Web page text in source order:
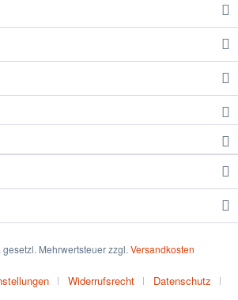
Mehrwertsteuer zzgl. Versandkosten
Widerrufsrecht
Datenschutz